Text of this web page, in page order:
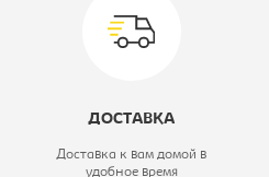
Ширина, мм:
Высота, мм:
ДОСТАВКА
Доставка к вам домой в
удобное время